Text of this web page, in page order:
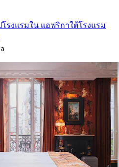
โรงแรมใน แอฟริกาใต้โรงแรม